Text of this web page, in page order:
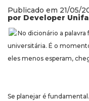
Publicado em 21/05/
por Developer
No dicionário a
universitária. É o
eles menos esperam,
Se planejar é